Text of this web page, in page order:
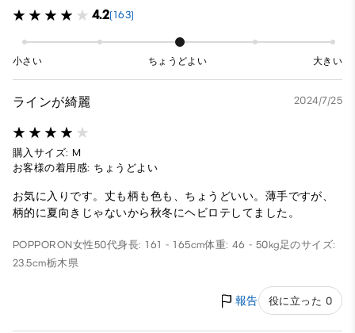
4.2(163)
小さい ちょうどよい 大きい
ラインが綺麗 2024/7/25
購入サイズ: M
お客様の着用感: ちょうどよい
お気に入りです。丈も柄も色も、ちょうどいい。薄手ですが、
柄的に夏向きじゃないから秋冬にヘビロテしてました。
POPPORON女性50代身長: 161 - 165cm体重: 46 - 50kg足のサイズ:
23.5cm栃木県
報告 役に立った 0